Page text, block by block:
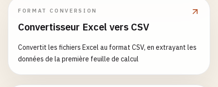
FORMAT CONVERSION
Convertisseur Excel vers CSV
Convertit les fichiers Excel au format CSV, en extrayant les
données de la première feuille de calcul